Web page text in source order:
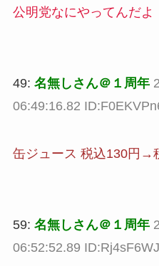
公明党なにやってんだよ
49: 名無しさん＠１周年
06:49:16.82
缶ジュース 税込130円→
59: 名無しさん＠１周年
06:52:52.89